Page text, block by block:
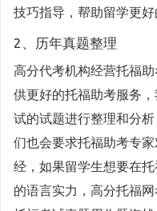
技巧指导，帮助留学更好
2、历年真题整理
高分代考机构经营托福
供更好的托福助考服务
试的试题进行整理和分
们也会要求托福助考专
经，如果留学生想要在
的语言实力，高分托福